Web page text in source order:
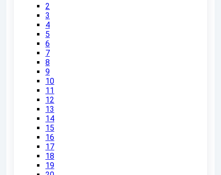
2
3
4
5
6
7
8
9
10
11
12
13
14
15
16
17
18
19